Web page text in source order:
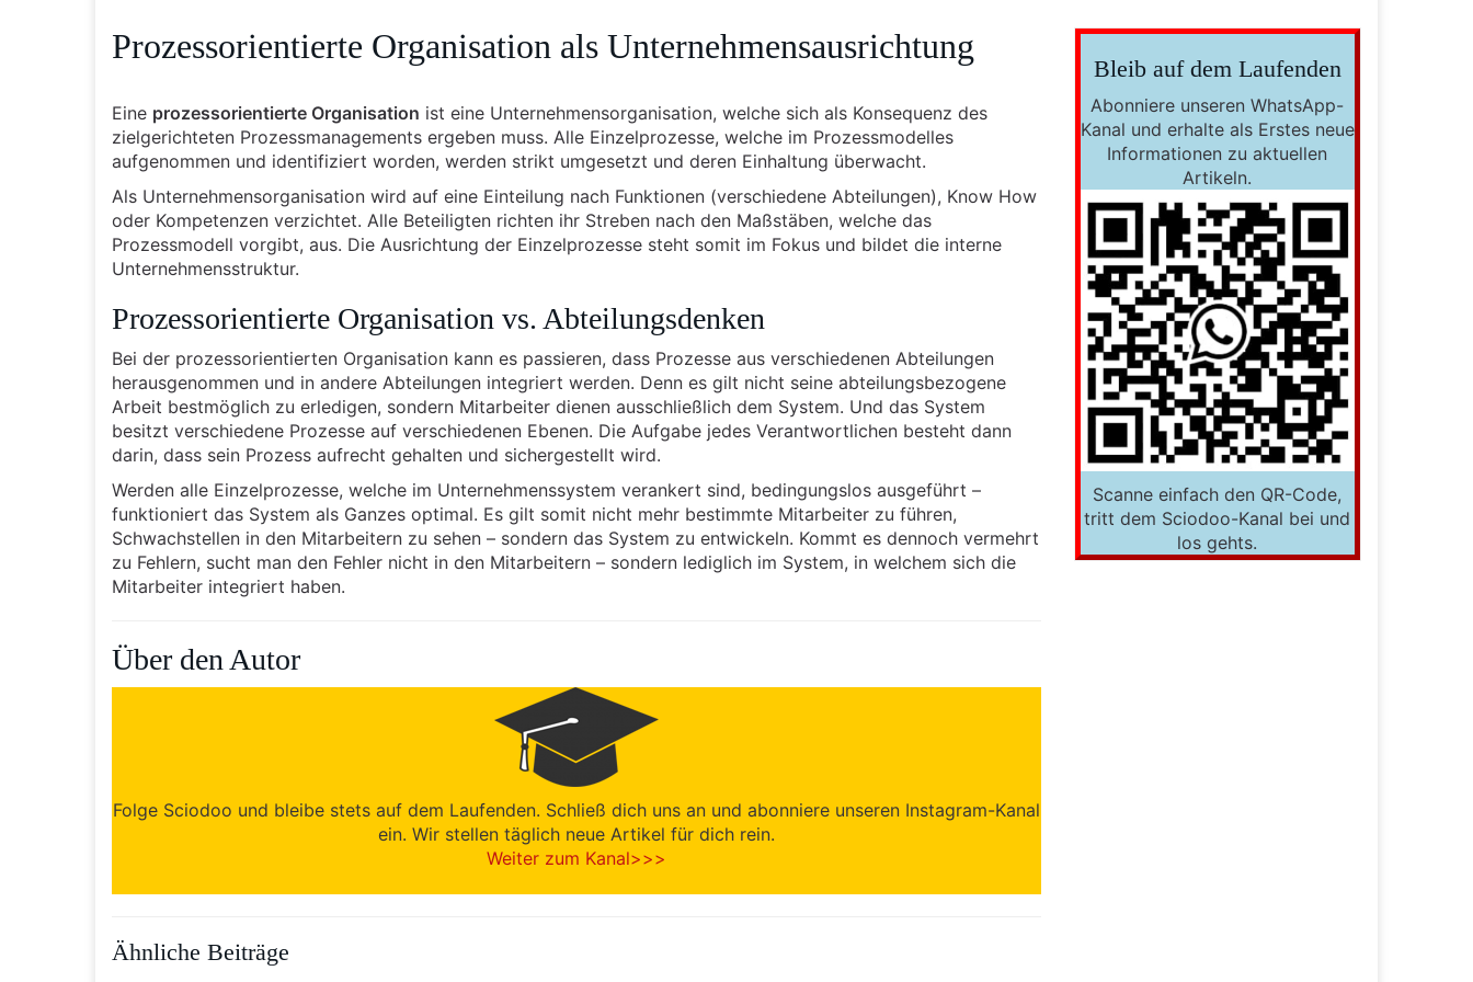
Prozessorientierte Organisation als Unternehmensausrichtung
Eine prozessorientierte Organisation ist eine Unternehmensorganisation, welche sich als Konsequenz des
zielgerichteten Prozessmanagements ergeben muss. Alle Einzelprozesse, welche im Prozessmodelles
aufgenommen und identifiziert worden, werden strikt umgesetzt und deren Einhaltung überwacht.
Als Unternehmensorganisation wird auf eine Einteilung nach Funktionen (verschiedene Abteilungen), Know How
oder Kompetenzen verzichtet. Alle Beteiligten richten ihr Streben nach den Maßstäben, welche das
Prozessmodell vorgibt, aus. Die Ausrichtung der Einzelprozesse steht somit im Fokus und bildet die interne
Unternehmensstruktur.
Prozessorientierte Organisation vs. Abteilungsdenken
Bei der prozessorientierten Organisation kann es passieren, dass Prozesse aus verschiedenen Abteilungen
herausgenommen und in andere Abteilungen integriert werden. Denn es gilt nicht seine abteilungsbezogene
Arbeit bestmöglich zu erledigen, sondern Mitarbeiter dienen ausschließlich dem System. Und das System
besitzt verschiedene Prozesse auf verschiedenen Ebenen. Die Aufgabe jedes Verantwortlichen besteht dann
darin, dass sein Prozess aufrecht gehalten und sichergestellt wird.
Werden alle Einzelprozesse, welche im Unternehmenssystem verankert sind, bedingungslos ausgeführt –
funktioniert das System als Ganzes optimal. Es gilt somit nicht mehr bestimmte Mitarbeiter zu führen,
Schwachstellen in den Mitarbeitern zu sehen – sondern das System zu entwickeln. Kommt es dennoch vermehrt
zu Fehlern, sucht man den Fehler nicht in den Mitarbeitern – sondern lediglich im System, in welchem sich die
Mitarbeiter integriert haben.
Über den Autor
Folge Sciodoo und bleibe stets auf dem Laufenden. Schließ dich uns an und abonniere unseren Instagram-Kanal
ein. Wir stellen täglich neue Artikel für dich rein.
Weiter zum Kanal>>>
Ähnliche Beiträge
Bleib auf dem Laufenden
Abonniere unseren WhatsApp-
Kanal und erhalte als Erstes neue
Informationen zu aktuellen
Artikeln.
Scanne einfach den QR-Code,
tritt dem Sciodoo-Kanal bei und
los gehts.